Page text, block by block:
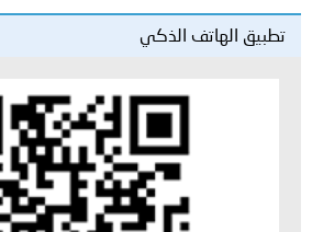
تطبيق الهاتف الذكي